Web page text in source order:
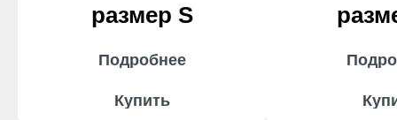
размер S
Подробнее
Купить